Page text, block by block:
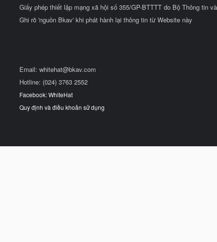
Giấy phép thiết lập mạng xã hội số 355/GP-BTTTT do Bộ Thông tin
Ghi rõ 'nguồn Bkav' khi phát hành lại thông tin từ Website này
Email: whitehat@bkav.com
Hotline: (024) 3763 2552
Facebook: WhiteHat
Quy định và điều khoản sử dụng